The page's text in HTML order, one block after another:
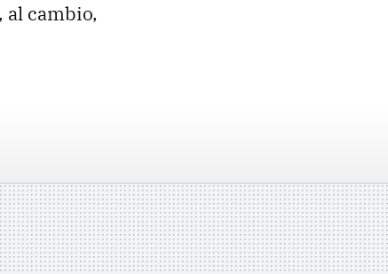
al cambio,